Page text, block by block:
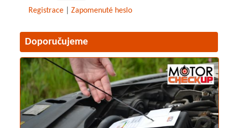
Registrace Zapomenuté heslo
Doporučujeme